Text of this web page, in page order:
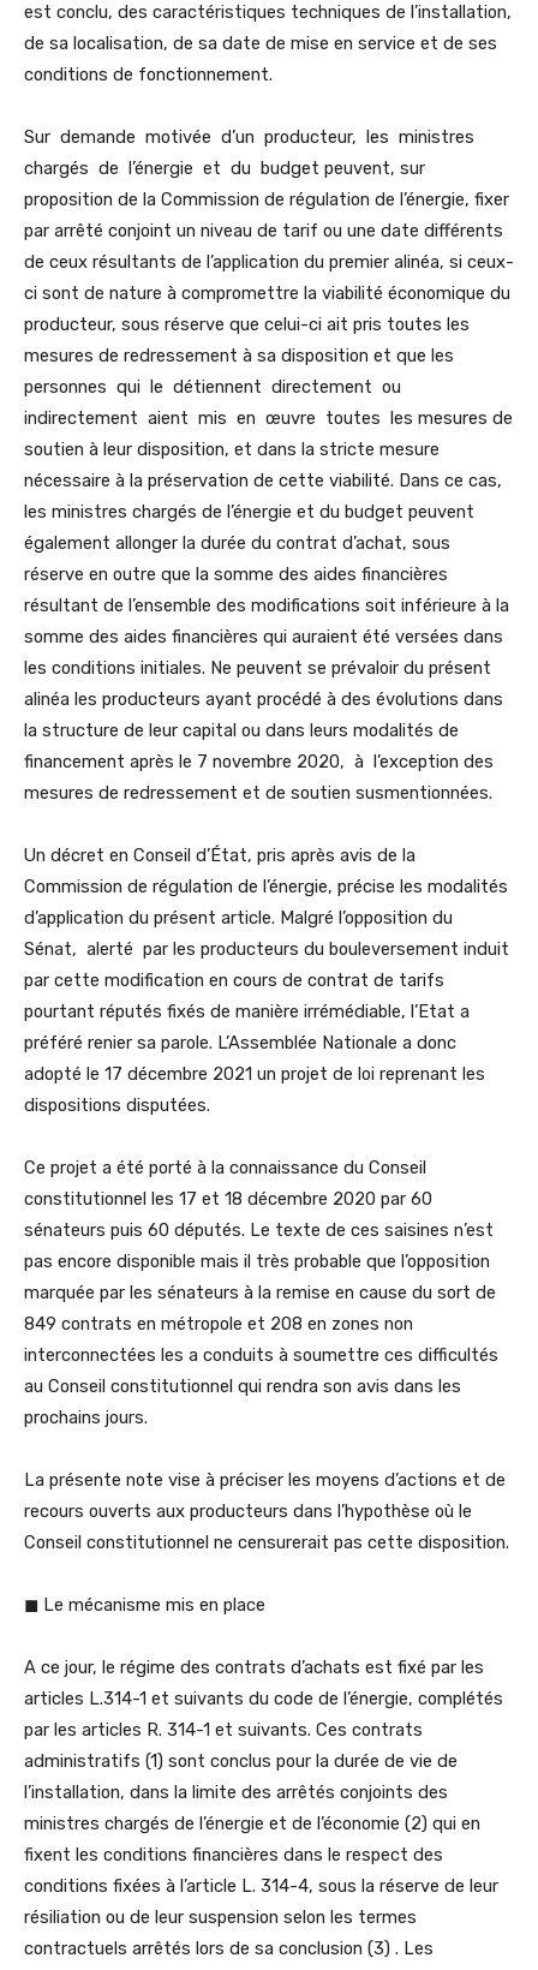
est conclu, des caractéristiques techniques de l’installation,
de sa localisation, de sa date de mise en service et de ses
conditions de fonctionnement.
Sur demande motivée d’un producteur, les ministres
chargés de l’énergie et du budget peuvent, sur
proposition de la Commission de régulation de l’énergie, fixer
par arrêté conjoint un niveau de tarif ou une date différents
de ceux résultants de l’application du premier alinéa, si ceux-
ci sont de nature à compromettre la viabilité économique du
producteur, sous réserve que celui-ci ait pris toutes les
mesures de redressement à sa disposition et que les
personnes qui le détiennent directement ou
indirectement aient mis en œuvre toutes les mesures de
soutien à leur disposition, et dans la stricte mesure
nécessaire à la préservation de cette viabilité. Dans ce cas,
les ministres chargés de l’énergie et du budget peuvent
également allonger la durée du contrat d’achat, sous
réserve en outre que la somme des aides financières
résultant de l’ensemble des modifications soit inférieure à la
somme des aides financières qui auraient été versées dans
les conditions initiales. Ne peuvent se prévaloir du présent
alinéa les producteurs ayant procédé à des évolutions dans
la structure de leur capital ou dans leurs modalités de
financement après le 7 novembre 2020, à l’exception des
mesures de redressement et de soutien susmentionnées.
Un décret en Conseil d’État, pris après avis de la
Commission de régulation de l’énergie, précise les modalités
d’application du présent article. Malgré l’opposition du
Sénat, alerté par les producteurs du bouleversement induit
par cette modification en cours de contrat de tarifs
pourtant réputés fixés de manière irrémédiable, l’Etat a
préféré renier sa parole. L’Assemblée Nationale a donc
adopté le 17 décembre 2021 un projet de loi reprenant les
dispositions disputées.
Ce projet a été porté à la connaissance du Conseil
constitutionnel les 17 et 18 décembre 2020 par 60
sénateurs puis 60 députés. Le texte de ces saisines n’est
pas encore disponible mais il très probable que l’opposition
marquée par les sénateurs à la remise en cause du sort de
849 contrats en métropole et 208 en zones non
interconnectées les a conduits à soumettre ces difficultés
au Conseil constitutionnel qui rendra son avis dans les
prochains jours.
La présente note vise à préciser les moyens d’actions et de
recours ouverts aux producteurs dans l’hypothèse où le
Conseil constitutionnel ne censurerait pas cette disposition.
◼ Le mécanisme mis en place
A ce jour, le régime des contrats d’achats est fixé par les
articles L.314-1 et suivants du code de l’énergie, complétés
par les articles R. 314-1 et suivants. Ces contrats
administratifs (1) sont conclus pour la durée de vie de
l’installation, dans la limite des arrêtés conjoints des
ministres chargés de l’énergie et de l’économie (2) qui en
fixent les conditions financières dans le respect des
conditions fixées à l’article L. 314-4, sous la réserve de leur
résiliation ou de leur suspension selon les termes
contractuels arrêtés lors de sa conclusion (3) . Les